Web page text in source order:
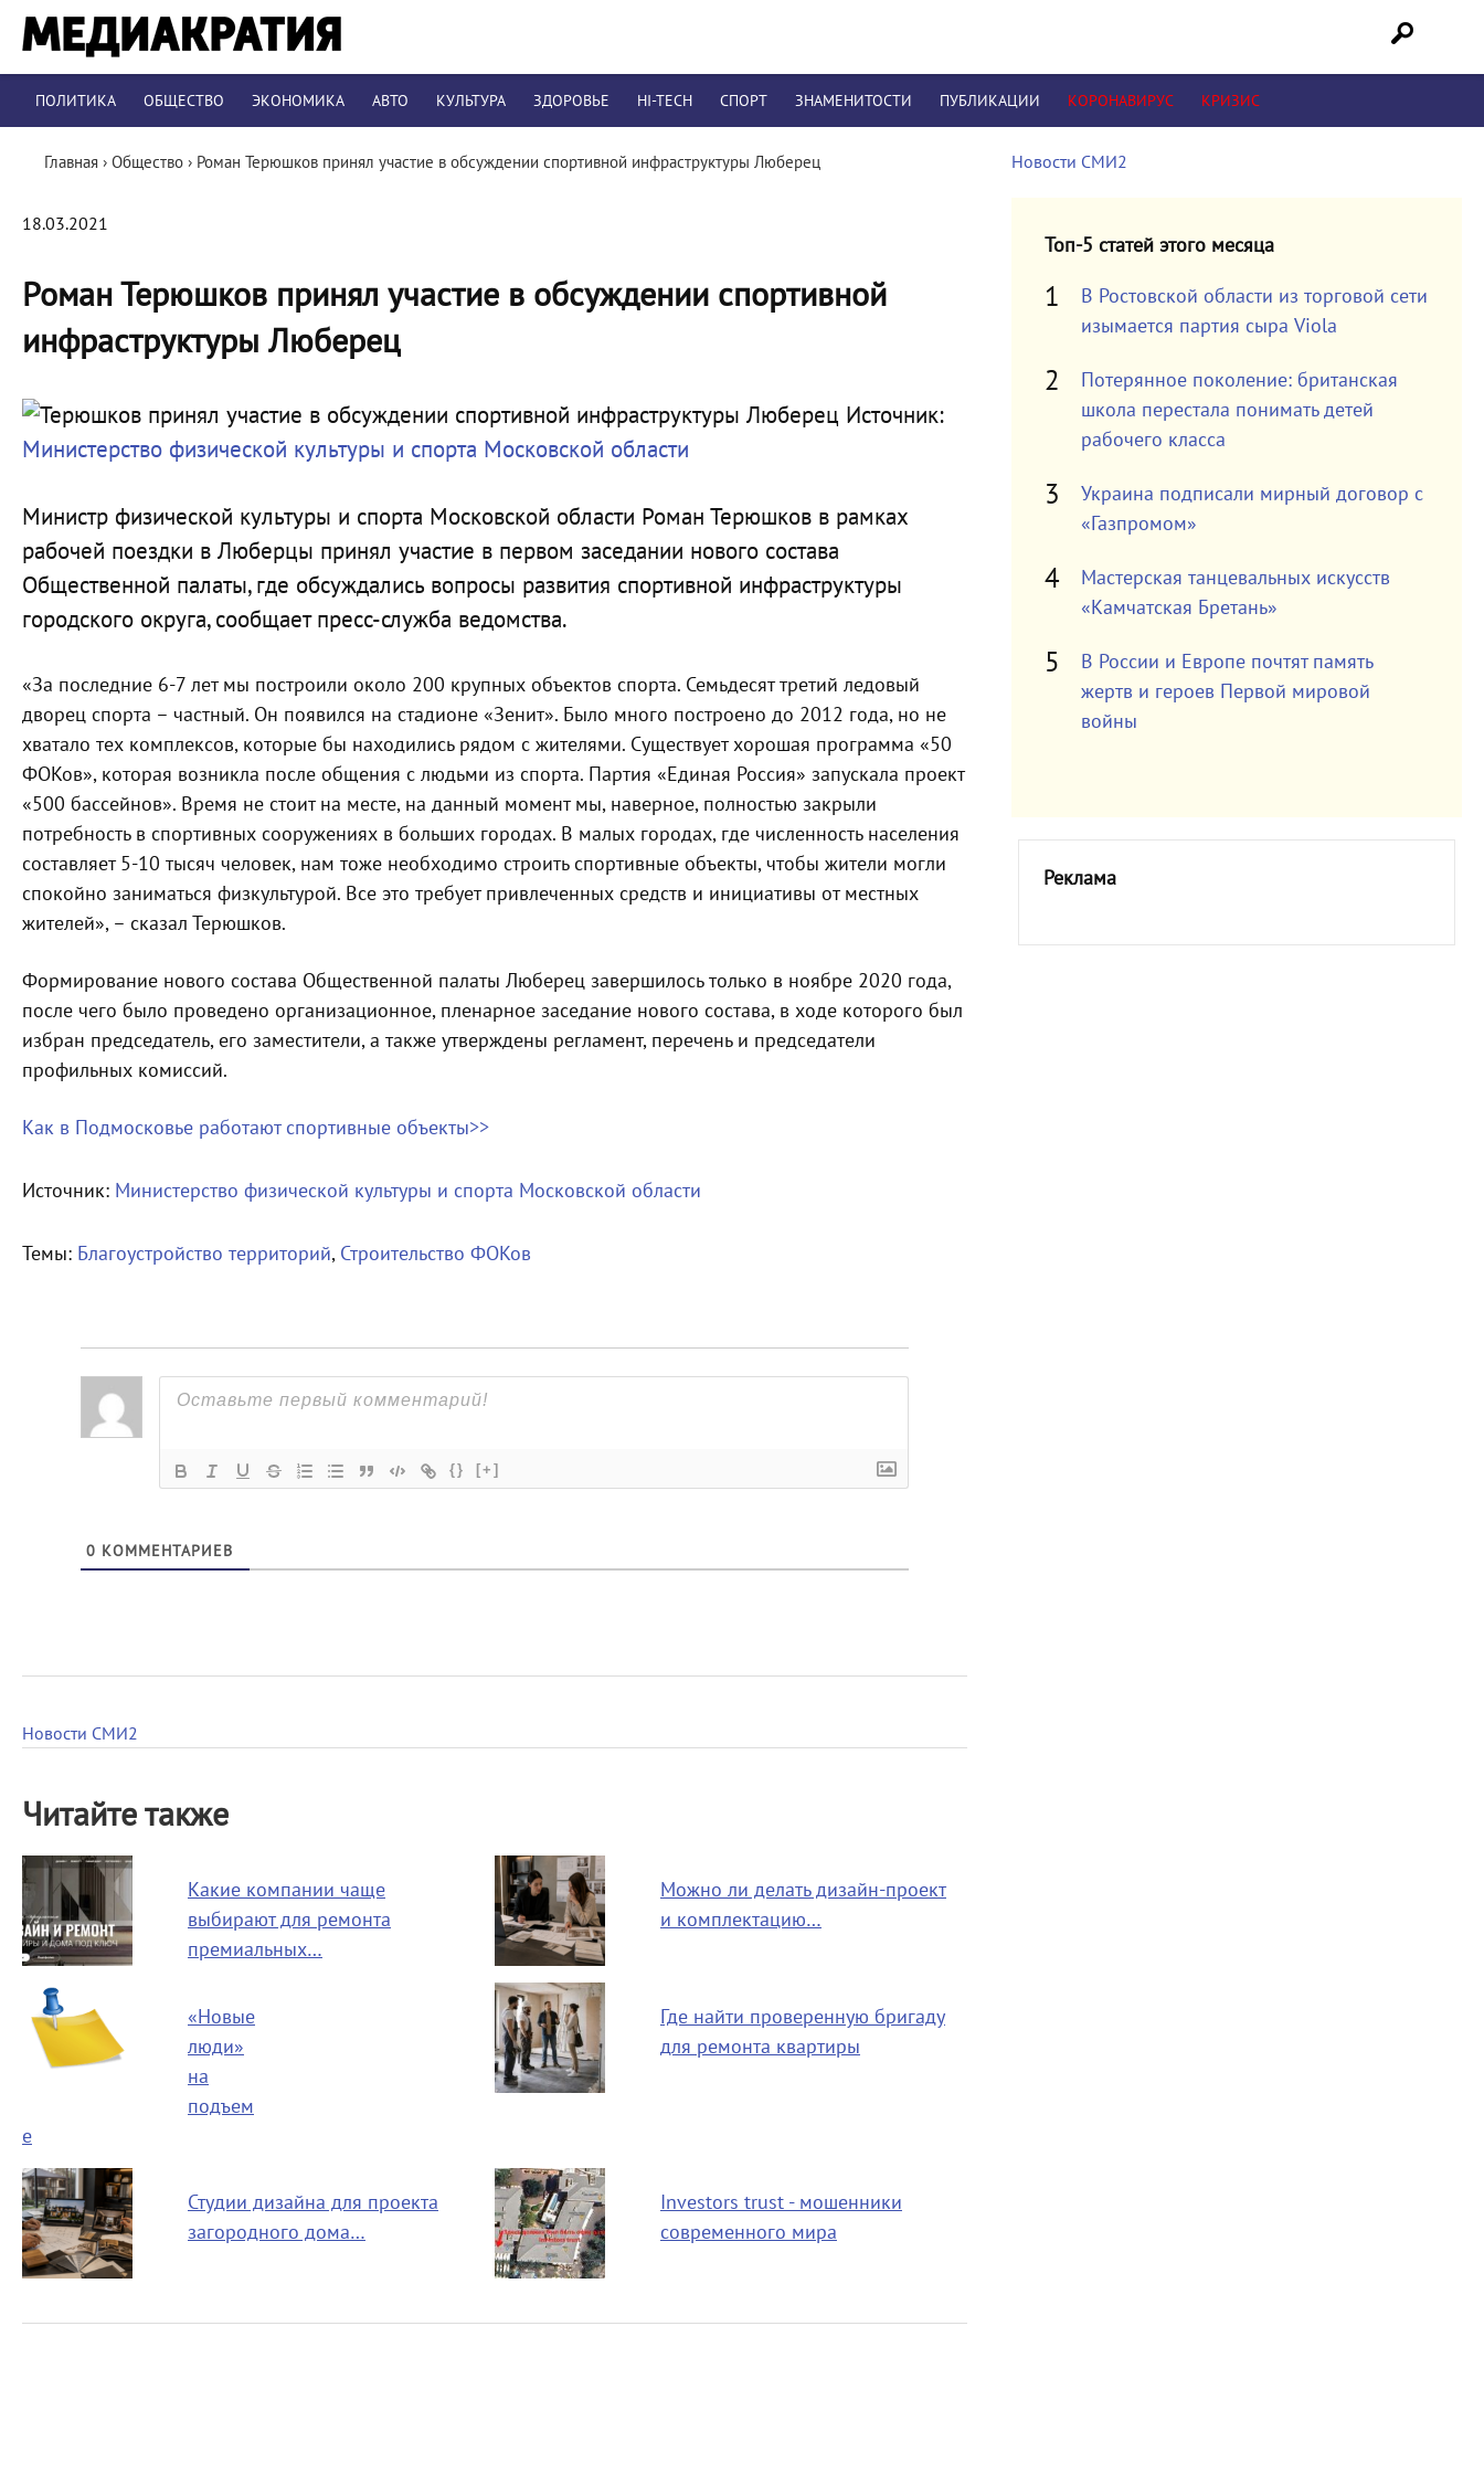
ПОЛИТИКА ОБЩЕСТВО ЭКОНОМИКА АВТО КУЛЬТУРА ЗДОРОВЬЕ HI-TECH СПОРТ ЗНАМЕНИТОСТИ ПУБЛИКАЦИИ КОРОНАВИРУС КРИЗИС
Главная › Общество › Роман Терюшков принял участие в обсуждении спортивной инфраструктуры Люберец
18.03.2021
Роман Терюшков принял участие в обсуждении спортивной
инфраструктуры Люберец
Источник:
Министерство физической культуры и спорта Московской области
Министр физической культуры и спорта Московской области Роман Терюшков в рамках
рабочей поездки в Люберцы принял участие в первом заседании нового состава
Общественной палаты, где обсуждались вопросы развития спортивной инфраструктуры
городского округа, сообщает пресс-служба ведомства.
«За последние 6-7 лет мы построили около 200 крупных объектов спорта. Семьдесят третий ледовый
дворец спорта – частный. Он появился на стадионе «Зенит». Было много построено до 2012 года, но не
хватало тех комплексов, которые бы находились рядом с жителями. Существует хорошая программа «50
ФОКов», которая возникла после общения с людьми из спорта. Партия «Единая Россия» запускала проект
«500 бассейнов». Время не стоит на месте, на данный момент мы, наверное, полностью закрыли
потребность в спортивных сооружениях в больших городах. В малых городах, где численность населения
составляет 5-10 тысяч человек, нам тоже необходимо строить спортивные объекты, чтобы жители могли
спокойно заниматься физкультурой. Все это требует привлеченных средств и инициативы от местных
жителей», – сказал Терюшков.
Формирование нового состава Общественной палаты Люберец завершилось только в ноябре 2020 года,
после чего было проведено организационное, пленарное заседание нового состава, в ходе которого был
избран председатель, его заместители, а также утверждены регламент, перечень и председатели
профильных комиссий.
Как в Подмосковье работают спортивные объекты​>>
Источник: Министерство физической культуры и спорта Московской области
Темы: Благоустройство территорий, Строительство ФОКов
{} [+]
0 КОММЕНТАРИЕВ
Новости СМИ2
Читайте также
Какие компании чаще
выбирают для ремонта
премиальных…
Можно ли делать дизайн-проект
и комплектацию…
«Новые
люди»
на
подъем
е
Где найти проверенную бригаду
для ремонта квартиры
Студии дизайна для проекта
загородного дома…
Investors trust - мошенники
современного мира
Новости СМИ2
Топ-5 статей этого месяца
В Ростовской области из торговой сети
изымается партия сыра Viola
Потерянное поколение: британская
школа перестала понимать детей
рабочего класса
Украина подписали мирный договор с
«Газпромом»
Мастерская танцевальных искусств
«Камчатская Бретань»
В России и Европе почтят память
жертв и героев Первой мировой
войны
Реклама